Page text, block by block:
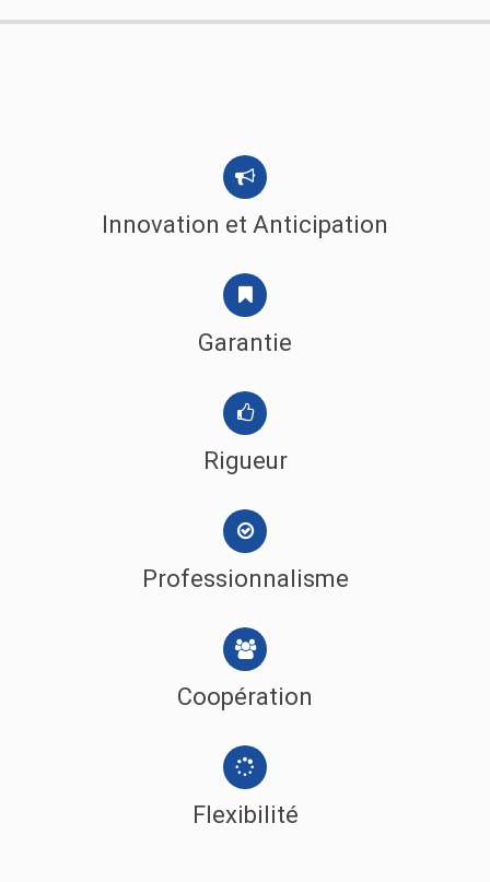
Innovation et Anticipation
Garantie
Rigueur
Professionnalisme
Coopération
Flexibilité